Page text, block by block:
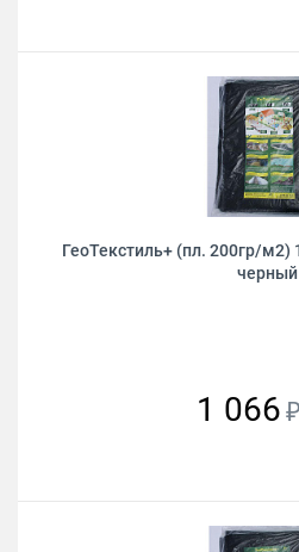
ГеоТекстиль+ (пл. 200гр/
черный
1 066